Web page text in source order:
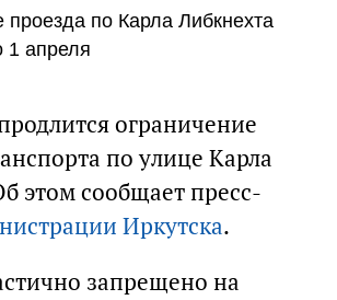
проезда по Карла Либкнехта
1 апреля
ограничение
по улице Карла
этом сообщает пресс-
Иркутска.
запрещено на